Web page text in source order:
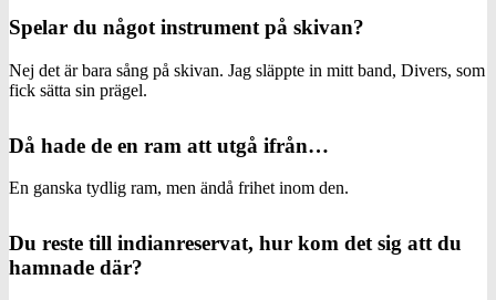
Spelar du något instrument på skivan?
Nej det är bara sång på skivan. Jag släppte in mitt band, Divers, som
fick sätta sin prägel.
Då hade de en ram att utgå ifrån…
En ganska tydlig ram, men ändå frihet inom den.
Du reste till indianreservat, hur kom det sig att du
hamnade där?